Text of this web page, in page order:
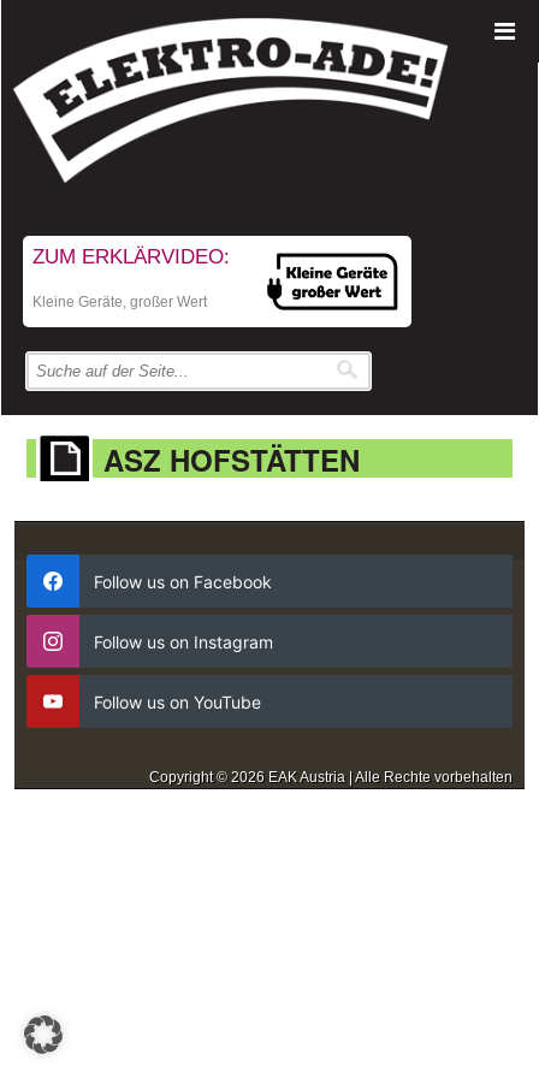
ZUM ERKLÄRVIDEO:
Kleine Geräte, großer Wert
ASZ HOFSTÄTTEN
Follow us on Facebook
Follow us on Instagram
Follow us on YouTube
Copyright © 2026 EAK Austria | Alle Rechte vorbehalten